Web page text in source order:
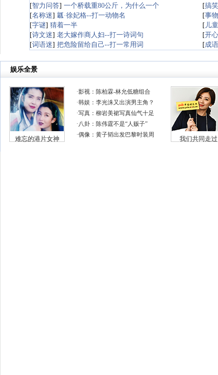
[智力问答] 一个桥载重80公斤，为什么一个 [搞
[名称迷] 瓤·徐妃格--打一动物名 [事
[字谜] 猜着一半 [ 儿
[诗文迷] 老大嫁作商人妇--打一诗词句 [开
[词语迷] 把危险留给自己--打一常用词 [成